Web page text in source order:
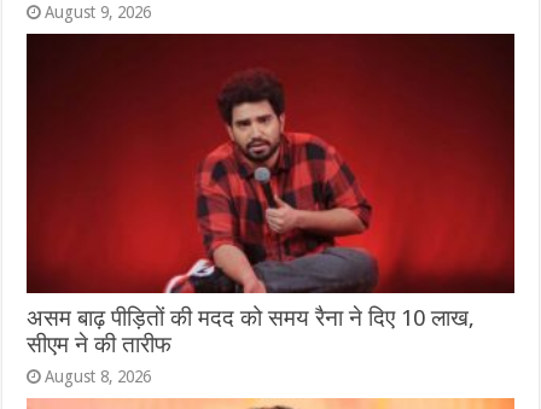
August 9, 2026
असम बाढ़ पीड़ितों की मदद को समय रैना ने दिए 10 लाख,
सीएम ने की तारीफ
August 8, 2026